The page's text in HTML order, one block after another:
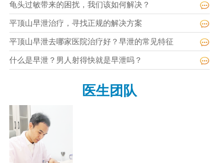
龟头过敏带来的困扰，我们该如何解决？
平顶山早泄治疗，寻找正规的解决方案
平顶山早泄去哪家医院治疗好？早泄的常见特征
什么是早泄？男人射得快就是早泄吗？
医生团队